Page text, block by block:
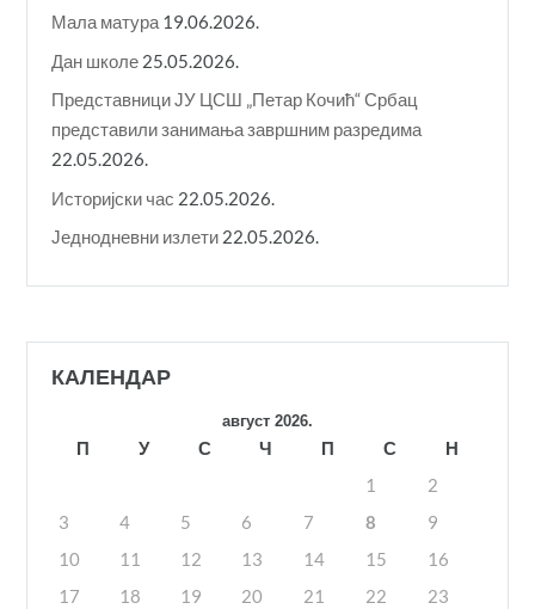
Мала матура 19.06.2026.
Дан школе 25.05.2026.
Представници ЈУ ЦСШ „Петар Кочић“ Србац
представили занимања завршним разредима
22.05.2026.
Историјски час 22.05.2026.
Једнодневни излети 22.05.2026.
КАЛЕНДАР
август 2026.
П У С Ч П С
Н
1
2
3
4 5 6 7 8
9
10
11 12 13 14 15
16
17
18 19 20 21 22
23